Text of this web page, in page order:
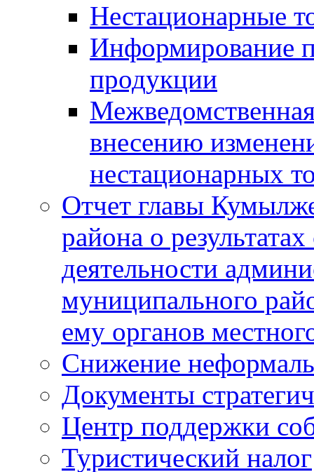
Нестационарные
Информирование
продукции
внесению
нестационарных
Отчет главы
района о
деятельности
муниципального
ему органов
Снижение
Документы
Центр поддержки
Туристический налог